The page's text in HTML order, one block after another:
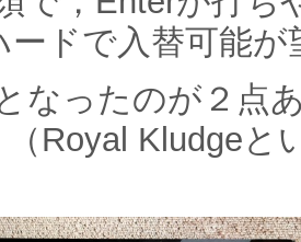
ードで入替可能が
なったのが２点
（Royal Kludge